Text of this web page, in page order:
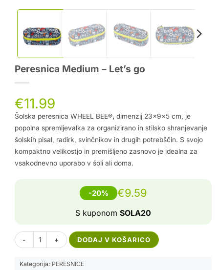
Peresnica Medium – Let’s go
€11.99
Šolska peresnica WHEEL BEE®, dimenzij 23x9x5 cm, je
popolna spremljevalka za organizirano in stilsko shranjevanje
šolskih pisal, radirk, svinčnikov in drugih potrebščin. S svojo
kompaktno velikostjo in premišljeno zasnovo je idealna za
vsakodnevno uporabo v šoli ali doma.
-20% €9.59
S kuponom SOLA20
Peresnica Medium – Let's go količina
DODAJ V KOŠARICO Alternative:
Kategorija: PERESNICE